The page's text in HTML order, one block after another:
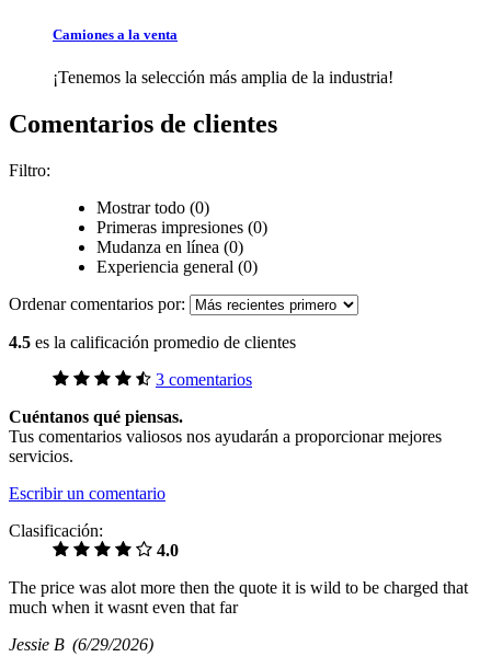
Camiones a la venta
¡Tenemos la selección más amplia de la industria!
Comentarios de clientes
Filtro:
Mostrar todo (0)
Primeras impresiones (0)
Mudanza en línea (0)
Experiencia general (0)
Ordenar comentarios por:
4.5 es la calificación promedio de clientes
3 comentarios
Cuéntanos qué piensas.
Tus comentarios valiosos nos ayudarán a proporcionar mejores
servicios.
Escribir un comentario
Clasificación:
4.0
The price was alot more then the quote it is wild to be charged that
much when it wasnt even that far
Jessie B (6/29/2026)